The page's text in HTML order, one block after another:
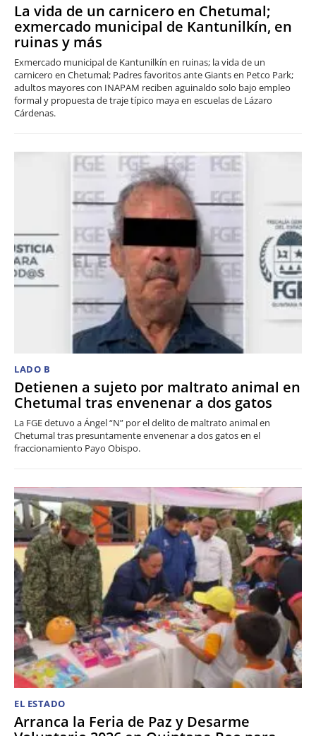
La vida de un carnicero en Chetumal;
exmercado municipal de Kantunilkín, en
ruinas y más
Exmercado municipal de Kantunilkín en ruinas; la vida de un
carnicero en Chetumal; Padres favoritos ante Giants en Petco Park;
adultos mayores con INAPAM reciben aguinaldo solo bajo empleo
formal y propuesta de traje típico maya en escuelas de Lázaro
Cárdenas.
LADO B
Detienen a sujeto por maltrato animal en
Chetumal tras envenenar a dos gatos
La FGE detuvo a Ángel “N” por el delito de maltrato animal en
Chetumal tras presuntamente envenenar a dos gatos en el
fraccionamiento Payo Obispo.
EL ESTADO
Arranca la Feria de Paz y Desarme